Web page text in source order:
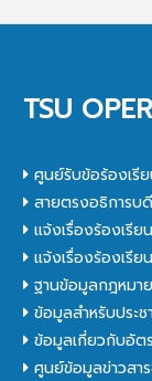
TSU
ศูนย์รับข้อร้องเรี
สายตรงอธิการบดี
แจ้งเรื่องร้องเรีย
แจ้งเรื่องร้องเรีย
ฐานข้อมูลกฎหมา
ข้อมูลสำหรับประช
ข้อมูลเกี่ยวกับอัต
ศูนย์ข้อมูลข่าวสา